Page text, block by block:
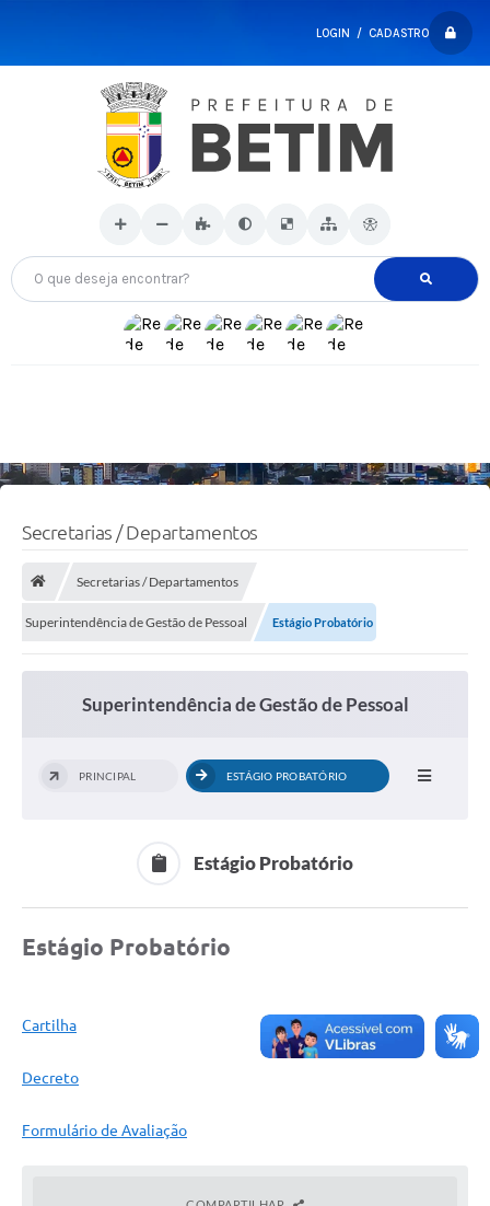
LOGIN / CADASTRO
O que deseja encontrar?
Secretarias / Departamentos
Secretarias / Departamentos
Superintendência de Gestão de Pessoal Estágio Probatório
Superintendência de Gestão de Pessoal
PRINCIPAL ESTÁGIO PROBATÓRIO
Estágio Probatório
Estágio Probatório
Cartilha
Decreto
Formulário de Avaliação